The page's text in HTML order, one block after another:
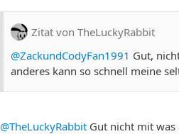
Zitat von TheLuckyRabbit
@ZackundCodyFan1991 Gut,
anderes kann so schnell meine
@TheLuckyRabbit Gut nicht mit was